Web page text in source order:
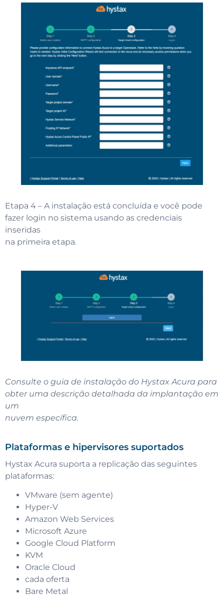
Etapa 4 – A instalação está concluída e você pode
fazer login no sistema usando as credenciais
inseridas
na primeira etapa.
Consulte o guia de instalação do Hystax Acura para
obter uma descrição detalhada da implantação em
um
nuvem específica.
Plataformas e hipervisores suportados
Hystax Acura suporta a replicação das seguintes
plataformas:
VMware (sem agente)
Hyper-V
Amazon Web Services
Microsoft Azure
Google Cloud Platform
KVM
Oracle Cloud
cada oferta
Bare Metal